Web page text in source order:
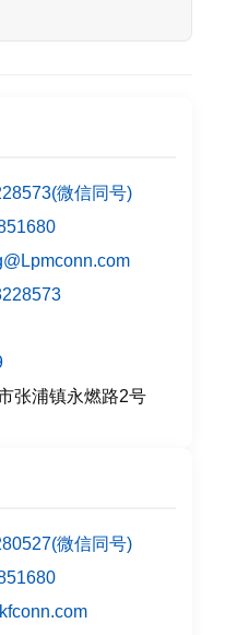
微信同号)
张浦镇永燃路2号
微信同号)